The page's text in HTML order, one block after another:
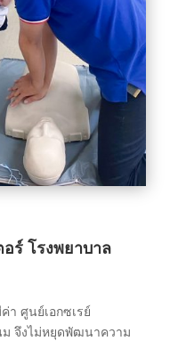
ร์ โรงพยาบาล
า ศูนย์เอกซเรย์
จึงไม่หยุดพัฒนาความ